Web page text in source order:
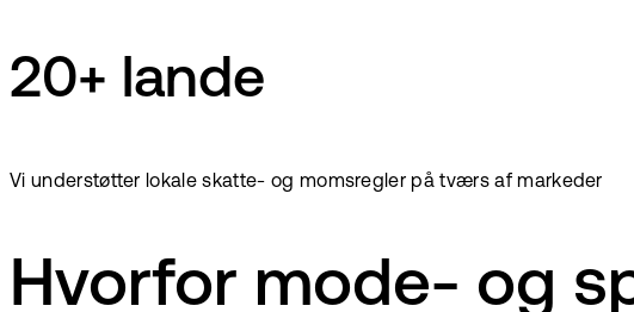
20+ lande
Vi understøtter lokale skatte- og momsregler på tværs af markeder
Hvorfor mode- og